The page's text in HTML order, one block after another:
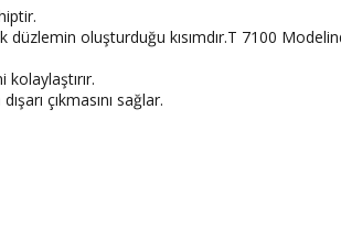
oluşturduğu kısımdır.T 7100
çıkmasını sağlar.